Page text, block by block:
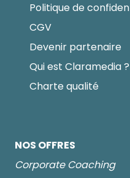
Politique de
CGV
Devenir partenaire
Qui est Claramedia ?
Charte qualité
NOS OFFRES
Corporate Coaching